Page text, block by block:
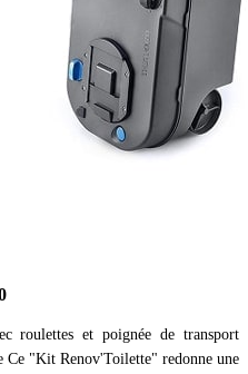
roulettes et poignée de transport
Ce "Kit Renov'Toilette" redonne une